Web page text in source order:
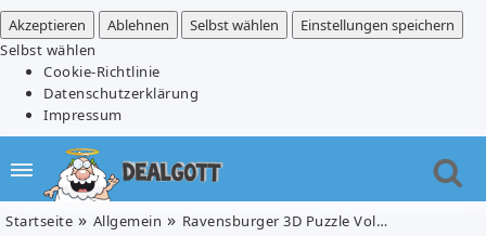
Akzeptieren
Ablehnen Selbst wählen
Einstellungen speichern
Selbst wählen
Cookie-Richtlinie
Datenschutzerklärung
Impressum
Startseite Allgemein Ravensburger 3D Puzzle Volkswagen T1 für 18,46€ (Vergleich: 29,95€)